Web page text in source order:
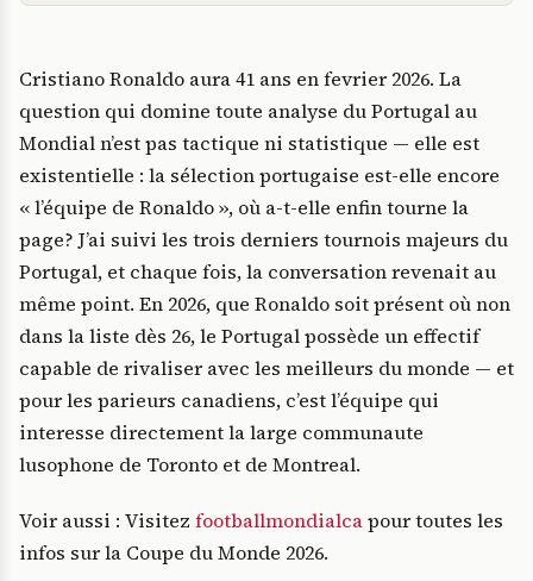
Cristiano Ronaldo aura 41 ans en fevrier 2026. La
question qui domine toute analyse du Portugal au
Mondial n’est pas tactique ni statistique — elle est
existentielle : la sélection portugaise est-elle encore
« l’équipe de Ronaldo », où a-t-elle enfin tourne la
page? J’ai suivi les trois derniers tournois majeurs du
Portugal, et chaque fois, la conversation revenait au
même point. En 2026, que Ronaldo soit présent où non
dans la liste dès 26, le Portugal possède un effectif
capable de rivaliser avec les meilleurs du monde — et
pour les parieurs canadiens, c’est l’équipe qui
interesse directement la large communaute
lusophone de Toronto et de Montreal.
Voir aussi : Visitez footballmondialcapour toutes les
infos sur la Coupe du Monde 2026.